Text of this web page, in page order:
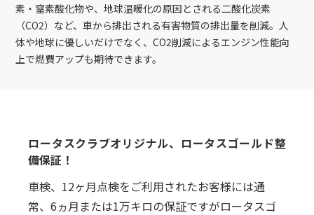
素・窒素酸化物や、地球温暖化の原因とされる二酸化炭素
（CO2）など、車から排出される有害物質の排出量を削減。人
体や地球に優しいだけでなく、CO2削減によるエンジン性能向
上で燃費アップも期待できます。
ロータスクラブオリジナル、ロータスゴールド整
備保証！
車検、12ヶ月点検をご利用されたお客様には通
常、6ヵ月または1万キロの保証ですがロータスゴ